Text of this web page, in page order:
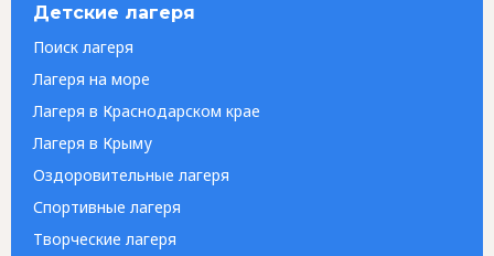
Детские лагеря
Поиск лагеря
Лагеря на море
Лагеря в Краснодарском крае
Лагеря в Крыму
Оздоровительные лагеря
Спортивные лагеря
Творческие лагеря